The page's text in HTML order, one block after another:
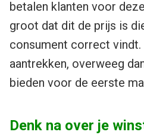
betalen klanten voor
groot dat dit de prijs is
consument correct vindt.
aantrekken, overweeg
bieden voor de eerste
Denk na over je